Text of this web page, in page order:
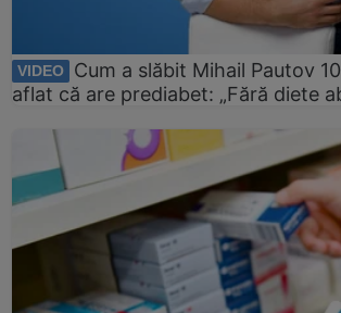
VIDEO
Cum a slăbit Mihail Pautov
aflat că are prediabet: „Fără diete